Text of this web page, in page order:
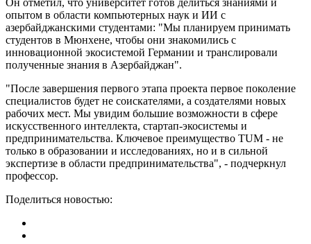
опытом в области компьютерных наук и ИИ с
азербайджанскими студентами: "Мы планируем принимать
студентов в Мюнхене, чтобы они знакомились с
инновационной экосистемой Германии и транслировали
полученные знания в Азербайджан".
"После завершения первого этапа проекта первое поколение
специалистов будет не соискателями, а создателями новых
рабочих мест. Мы увидим большие возможности в сфере
искусственного интеллекта, стартап-экосистемы и
предпринимательства. Ключевое преимущество TUM - не
только в образовании и исследованиях, но и в сильной
экспертизе в области предпринимательства", - подчеркнул
профессор.
Поделиться новостью: